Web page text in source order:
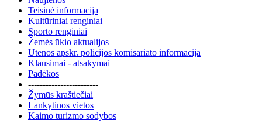
Teisinė informacija
Kultūriniai renginiai
Sporto renginiai
Žemės ūkio aktualijos
Utenos apskr. policijos komisariato informacija
Klausimai - atsakymai
Padėkos
------------------------
Žymūs kraštiečiai
Lankytinos vietos
Kaimo turizmo sodybos